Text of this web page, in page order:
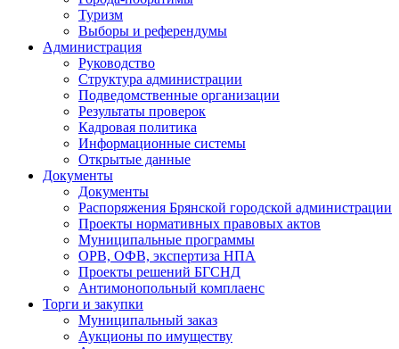
Туризм
Выборы и референдумы
Администрация
Руководство
Структура администрации
Подведомственные организации
Результаты проверок
Кадровая политика
Информационные системы
Открытые данные
Документы
Документы
Распоряжения Брянской городской администрации
Проекты нормативных правовых актов
Муниципальные программы
ОРВ, ОФВ, экспертиза НПА
Проекты решений БГСНД
Антимонопольный комплаенс
Торги и закупки
Муниципальный заказ
Аукционы по имуществу